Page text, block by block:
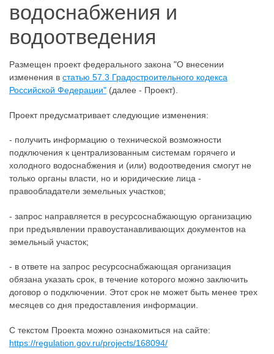
водоснабжения и
водоотведения
Размещен проект федерального закона "О внесении
изменения в статью 57.3 Градостроительного кодекса
Российской Федерации" (далее - Проект).
Проект предусматривает следующие изменения:
- получить информацию о технической возможности
подключения к централизованным системам горячего и
холодного водоснабжения и (или) водоотведения смогут не
только органы власти, но и юридические лица -
правообладатели земельных участков;
- запрос направляется в ресурсоснабжающую организацию
при предъявлении правоустанавливающих документов на
земельный участок;
- в ответе на запрос ресурсоснабжающая организация
обязана указать срок, в течение которого можно заключить
договор о подключении. Этот срок не может быть менее трех
месяцев со дня предоставления информации.
С текстом Проекта можно ознакомиться на сайте:
https://regulation.gov.ru/projects/168094/